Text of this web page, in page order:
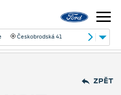
Českobrodská 41
ZPĚT